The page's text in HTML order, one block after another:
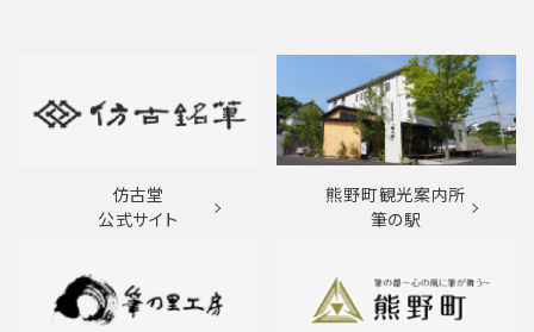
仿古堂
公式サイト
熊野町観光案内所
筆の駅